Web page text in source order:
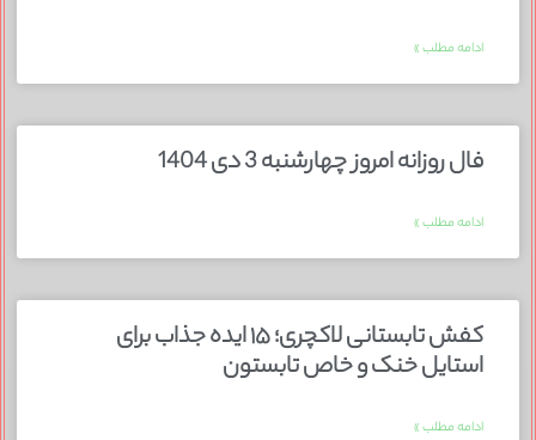
ادامه مطلب »
فال روزانه امروز چهارشنبه 3 دی 1404
ادامه مطلب »
کفش تابستانی لاکچری؛ ۱۵ ایده‌ جذاب برای
استایل خنک و خاص تابستون
ادامه مطلب »